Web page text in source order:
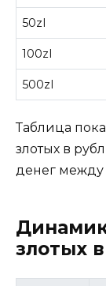
50zl
100zl
500zl
Таблица
злотых в
денег
злотых